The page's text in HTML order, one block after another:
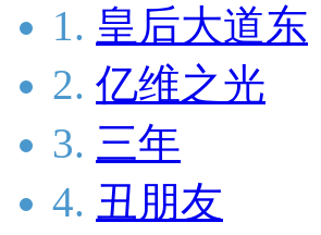
1. 皇后大道东
2. 亿维之光
3. 三年
4. 丑朋友